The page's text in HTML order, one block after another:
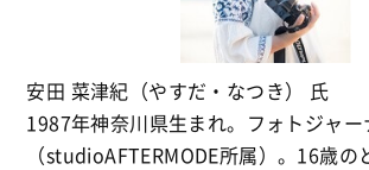
安田 菜津紀（やすだ・なつき） 氏
1987年神奈川県生まれ。フォトジャー
（studioAFTERMODE所属）。16歳の